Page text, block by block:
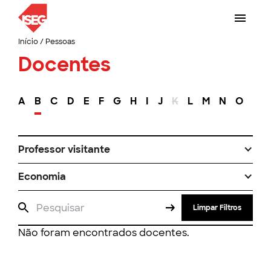
Início/ Pessoas
Docentes
A B C D E F G H I J K L M N O
Professor visitante
Economia
Limpar Filtros
Não foram encontrados docentes.